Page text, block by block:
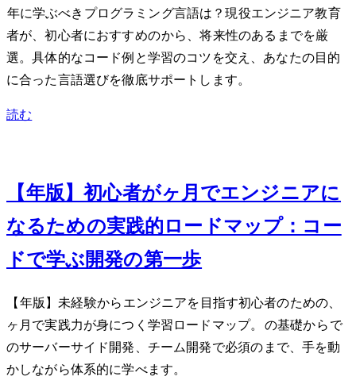
2025年に学ぶべきプログラミング言語は？現役エンジニア教育
者が、初心者におすすめのPythonから、将来性のあるRustまでTOP5を厳
選。具体的なコード例と学習のコツを交え、あなたの目的
に合った言語選びを徹底サポートします。
読む
【2024年版】初心者が3ヶ月でWebエンジニアに
なるための実践的ロードマップ：コー
ドで学ぶWeb開発の第一歩
【2024年版】未経験からWebエンジニアを目指す初心者のための、3
ヶ月で実践力が身につく学習ロードマップ。HTML/CSS/JSの基礎からNode.jsで
のサーバーサイド開発、チーム開発で必須のGitまで、手を動
かしながら体系的に学べます。